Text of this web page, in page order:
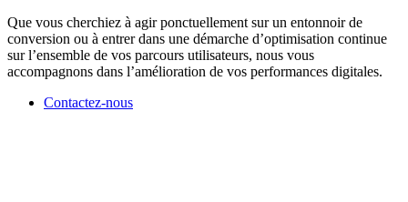
Que vous cherchiez à agir ponctuellement sur un entonnoir de
conversion ou à entrer dans une démarche d’optimisation continue
sur l’ensemble de vos parcours utilisateurs, nous vous
accompagnons dans l’amélioration de vos performances digitales.
Contactez-nous